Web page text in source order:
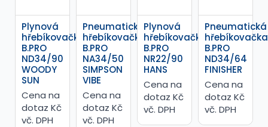
Plynová
hřebíkovačka
B.PRO
ND34/90
WOODY
SUN
Cena na
dotaz Kč
vč. DPH
Pneumatická
hřebíkovačka
B.PRO
NA34/50
SIMPSON
VIBE
Cena na
dotaz Kč
vč. DPH
Plynová
hřebíkovačka
B.PRO
NR22/90
HANS
Cena na
dotaz Kč
vč. DPH
Pneumatická
hřebíkovačka
B.PRO
ND34/64
FINISHER
Cena na
dotaz Kč
vč. DPH